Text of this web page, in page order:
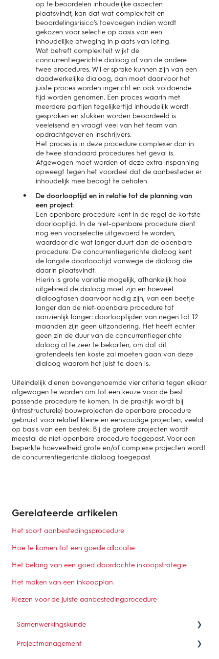
op te beoordelen inhoudelijke aspecten
plaatsvindt, kan dat wat complexiteit en
beoordelingsrisico’s toevoegen indien wordt
gekozen voor selectie op basis van een
inhoudelijke afweging in plaats van loting.
Wat betreft complexiteit wijkt de
concurrentiegerichte dialoog af van de andere
twee procedures. Wil er sprake kunnen zijn van een
daadwerkelijke dialoog, dan moet daarvoor het
juiste proces worden ingericht en ook voldoende
tijd worden genomen. Een proces waarin met
meerdere partijen tegelijkertijd inhoudelijk wordt
gesproken en stukken worden beoordeeld is
veeleisend en vraagt veel van het team van
opdrachtgever en inschrijvers.
Het proces is in deze procedure complexer dan in
de twee standaard procedures het geval is.
Afgewogen moet worden of deze extra inspanning
opweegt tegen het voordeel dat de aanbesteder er
inhoudelijk mee beoogt te behalen.
De doorlooptijd en in relatie tot de planning van
een project.
Een openbare procedure kent in de regel de kortste
doorlooptijd. In de niet-openbare procedure dient
nog een voorselectie uitgevoerd te worden,
waardoor die wat langer duurt dan de openbare
procedure. De concurrentiegerichte dialoog kent
de langste doorlooptijd vanwege de dialoog die
daarin plaatsvindt.
Hierin is grote variatie mogelijk, afhankelijk hoe
uitgebreid de dialoog moet zijn en hoeveel
dialoogfasen daarvoor nodig zijn, van een beetje
langer dan de niet-openbare procedure tot
aanzienlijk langer: doorlooptijden van negen tot 12
maanden zijn geen uitzondering. Het heeft echter
geen zin de duur van de concurrentiegerichte
daloog al te zeer te bekorten, om dat dit
grotendeels ten koste zal moeten gaan van deze
dialoog waarom het juist te doen is.
Uiteindelijk dienen bovengenoemde vier criteria tegen elkaar
afgewogen te worden om tot een keuze voor de best
passende procedure te komen. In de praktijk wordt bij
(infrastructurele) bouwprojecten de openbare procedure
gebruikt voor relatief kleine en eenvoudige projecten, veelal
op basis van een bestek. Bij de grotere projecten wordt
meestal de niet-openbare procedure toegepast. Voor een
beperkte hoeveelheid grote en/of complexe projecten wordt
de concurrentiegerichte dialoog toegepast.
Gerelateerde artikelen
Het soort aanbestedingsprocedure
Hoe te komen tot een goede allocatie
Het belang van een goed doordachte inkoopstrategie
Het maken van een inkoopplan
Kiezen voor de juiste aanbestedingprocedure
Samenwerkingskunde
Wat is samenwerken?
Projectmanagement